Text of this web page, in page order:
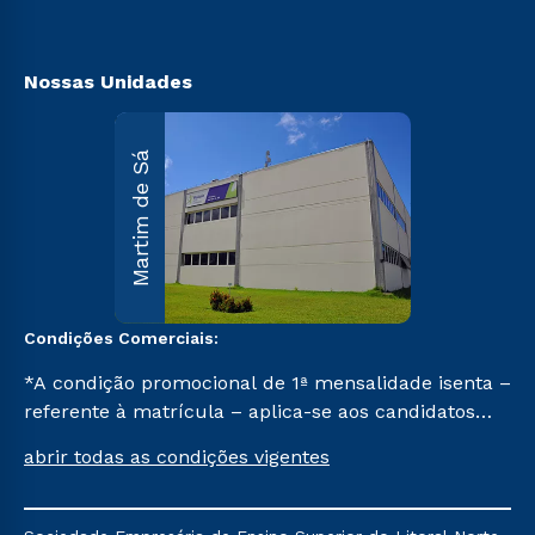
Nossas Unidades
Martim de Sá
Condições Comerciais:
*A condição promocional de 1ª mensalidade isenta –
referente à matrícula – aplica-se aos candidatos
na prova on-line ou agendada, que ofertam bolsas
semestre de 2024, que ainda não tenham efetivado
abrir todas as condições vigentes